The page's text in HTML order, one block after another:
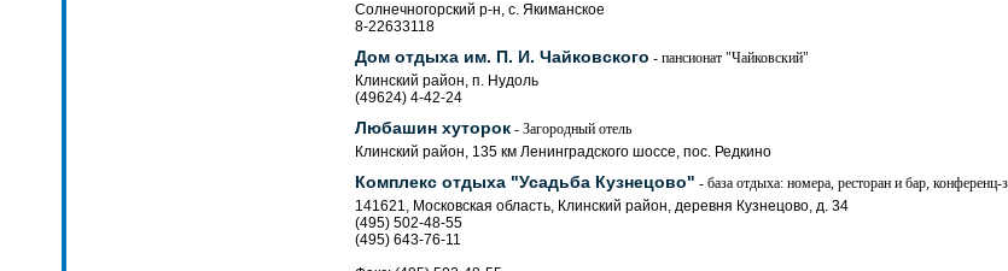
Солнечногорский р-н, с. Якиманское
8-22633118
Дом отдыха им. П. И. Чайковского - пансионат "Чайковский"
Клинский район, п. Нудоль
(49624) 4-42-24
Любашин хуторок - Загородный отель
Клинский район, 135 км Ленинградского шоссе, пос. Редкино
Комплекс отдыха "Усадьба Кузнецово" - база отдыха: номера, ресторан и бар,
141621, Московская область, Клинский район, деревня Кузнецово, д. 34
(495) 502-48-55
(495) 643-76-11